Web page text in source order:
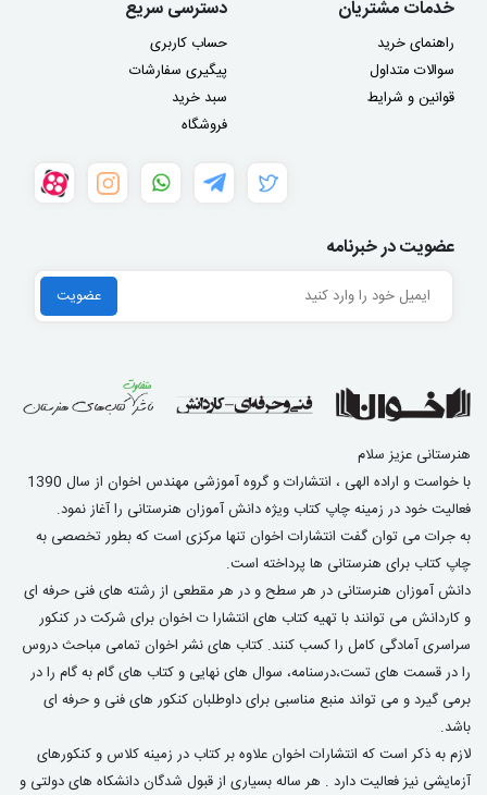
خدمات مشتریان
راهنمای خرید
سوالات متداول
قوانین و شرایط
دسترسی سریع
حساب کاربری
پیگیری سفارشات
سبد خرید
فروشگاه
عضویت در خبرنامه
هنرستانی عزیز سلام
با خواست و اراده الهی ، انتشارات و گروه آموزشی مهندس اخوان از سال 1390
فعالیت خود در زمینه چاپ کتاب ویژه دانش آموزان هنرستانی را آغاز نمود.
به جرات می توان گفت انتشارات اخوان تنها مرکزی است که بطور تخصصی به
چاپ کتاب برای هنرستانی ها پرداخته است.
دانش آموزان هنرستانی در هر سطح و در هر مقطعی از رشته های فنی حرفه ای
و کاردانش می توانند با تهیه کتاب های انتشارا ت اخوان برای شرکت در کنکور
سراسری آمادگی کامل را کسب کنند. کتاب های نشر اخوان تمامی مباحث دروس
را در قسمت های تست،درسنامه، سوال های نهایی و کتاب های گام به گام را در
برمی گیرد و می تواند منبع مناسبی برای داوطلبان کنکور های فنی و حرفه ای
باشد.
لازم به ذکر است که انتشارات اخوان علاوه بر کتاب در زمینه کلاس و کنکورهای
آزمایشی نیز فعالیت دارد . هر ساله بسیاری از قبول شدگان دانشکاه های دولتی و